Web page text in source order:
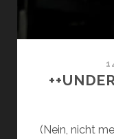
(Nein, nicht